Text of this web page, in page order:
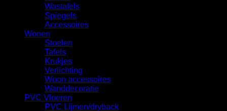
Wastafels
Spiegels
Accessoires
Wonen
Stoelen
Tafels
Krukjes
Verlichting
Woon accessoires
Wanddecoratie
PVC Vloeren
PVC Lijmen/dryback